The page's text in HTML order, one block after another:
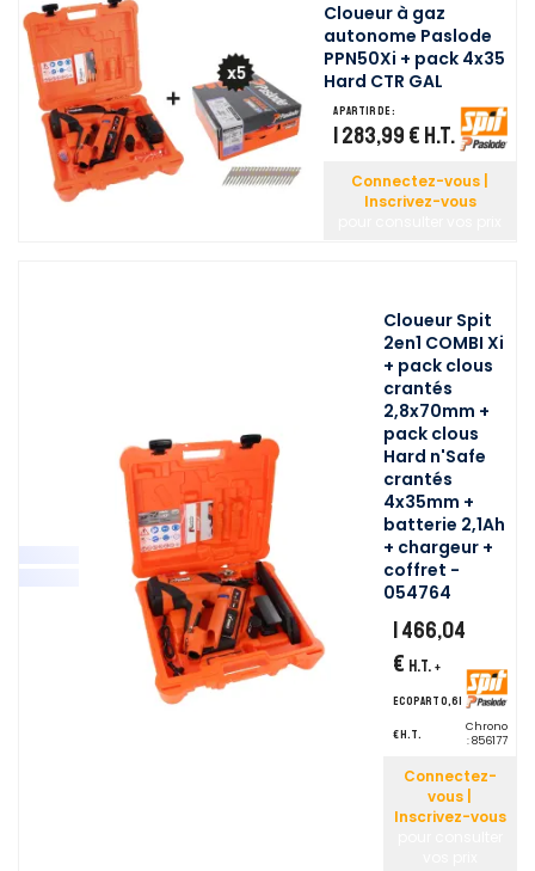
Cloueur à gaz
autonome Paslode
PPN50Xi + pack 4x35
Hard CTR GAL
A partir de :
1 283,99 € H.T.
Connectez-vous |
Inscrivez-vous
Cloueur Spit
2en1 COMBI Xi
+ pack clous
crantés
2,8x70mm +
pack clous
Hard n'Safe
crantés
4x35mm +
batterie 2,1Ah
+ chargeur +
coffret -
054764
1 466,04
€ H.T. +
ecopart 0,61
€ H.T.
Chrono
: 856177
Connectez-
vous |
Inscrivez-vous